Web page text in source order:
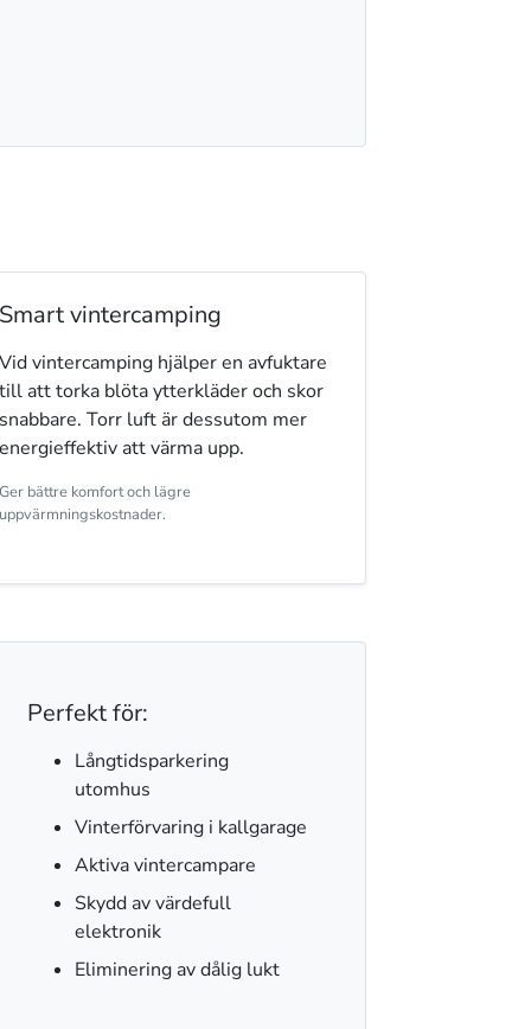
vintercamping
vintercamping hjälper en avfuktare
att torka blöta ytterkläder och skor
Torr luft är dessutom mer
att värma upp.
bättre komfort och lägre
Perfekt för:
Långtidsparkering
utomhus
Vinterförvaring i kallgarage
Aktiva vintercampare
Skydd av värdefull
elektronik
Eliminering av dålig lukt